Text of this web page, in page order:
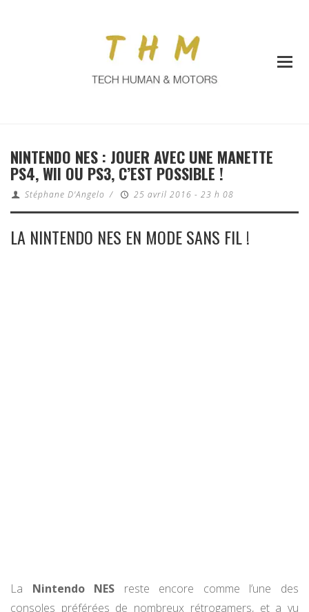
NINTENDO NES : JOUER AVEC UNE MANETTE
PS4, WII OU PS3, C’EST POSSIBLE !
Stéphane D'Angelo / 25 avril 2016 - 23 h 08
LA NINTENDO NES EN MODE SANS FIL !
La Nintendo NES reste encore comme l’une des
consoles préférées de nombreux rétrogamers, et a vu